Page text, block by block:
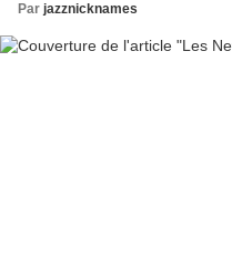
Par jazznicknames